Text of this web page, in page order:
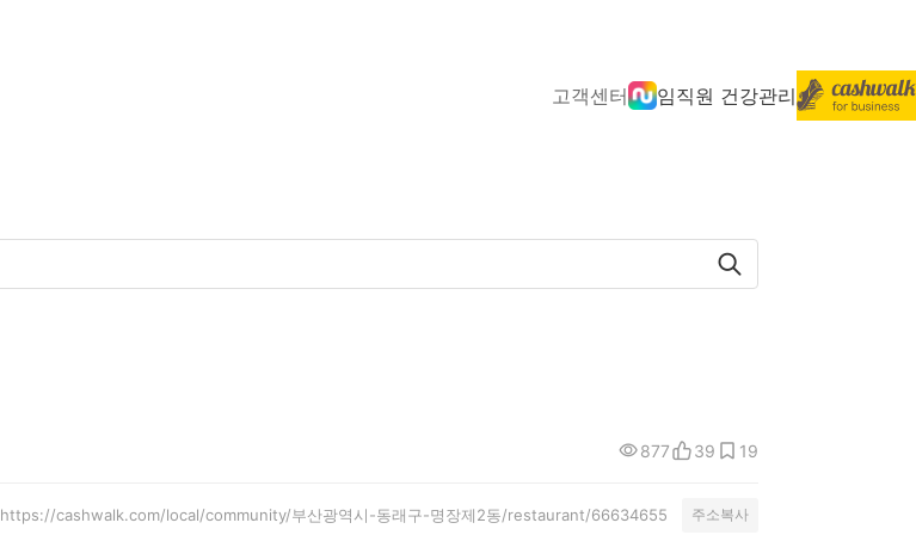
고객센터 임직원 건강관리
877 39 19
https://cashwalk.com/local/community/부산광역시-동래구-명장제2동/restaurant/66634655 주소복사